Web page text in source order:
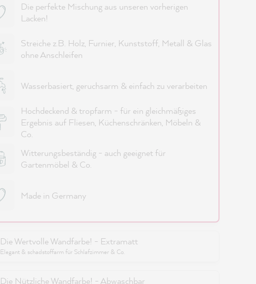
Die perfekte Mischung aus unseren vorherigen
Lacken!
Streiche z.B. Holz, Furnier, Kunststoff, Metall & Glas
ohne Anschleifen
Wasserbasiert, geruchsarm & einfach zu verarbeiten
Hochdeckend & tropfarm - für ein gleichmäßiges
Ergebnis auf Fliesen, Küchenschränken, Möbeln &
Co.
Witterungsbeständig - auch geeignet für
Gartenmöbel & Co.
Made in Germany
Die Wertvolle Wandfarbe! - Extramatt
Elegant & schadstoffarm für Schlafzimmer & Co.
Die Nützliche Wandfarbe! - Abwaschbar